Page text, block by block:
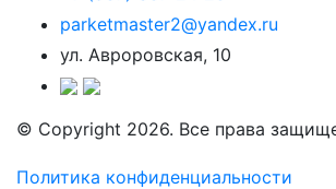
parketmaster2@yandex.ru
ул. Авроровская, 10
© Copyright 2026. Все права
Политика конфиденциальности